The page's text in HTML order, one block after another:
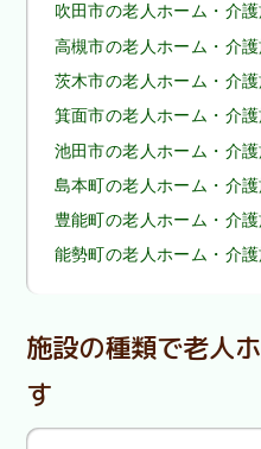
吹田市の老人ホーム・介
高槻市の老人ホーム・介
茨木市の老人ホーム・介
箕面市の老人ホーム・介
池田市の老人ホーム・介
島本町の老人ホーム・介
豊能町の老人ホーム・介
能勢町の老人ホーム・介
施設の種類で老人
す